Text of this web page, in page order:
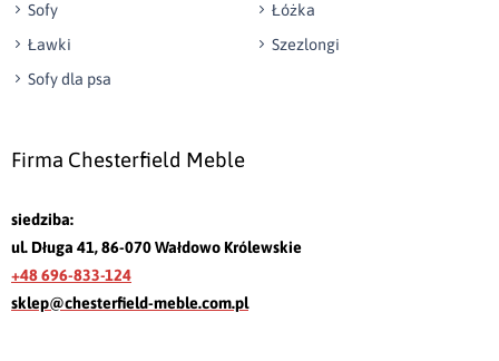
Sofy
Łóżka
Ławki
Szezlongi
Sofy dla psa
Firma Chesterfield Meble
siedziba:
ul. Długa 41, 86-070 Wałdowo Królewskie
+48 696-833-124
sklep@chesterfield-meble.com.pl